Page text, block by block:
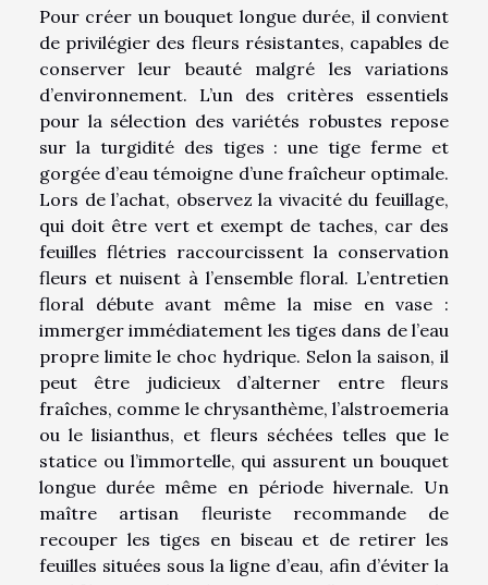
Pour créer un bouquet longue durée, il convient
de privilégier des fleurs résistantes, capables de
conserver leur beauté malgré les variations
d’environnement. L’un des critères essentiels
pour la sélection des variétés robustes repose
sur la turgidité des tiges : une tige ferme et
gorgée d’eau témoigne d’une fraîcheur optimale.
Lors de l’achat, observez la vivacité du feuillage,
qui doit être vert et exempt de taches, car des
feuilles flétries raccourcissent la conservation
fleurs et nuisent à l’ensemble floral. L’entretien
floral débute avant même la mise en vase :
immerger immédiatement les tiges dans de l’eau
propre limite le choc hydrique. Selon la saison, il
peut être judicieux d’alterner entre fleurs
fraîches, comme le chrysanthème, l’alstroemeria
ou le lisianthus, et fleurs séchées telles que le
statice ou l’immortelle, qui assurent un bouquet
longue durée même en période hivernale. Un
maître artisan fleuriste recommande de
recouper les tiges en biseau et de retirer les
feuilles situées sous la ligne d’eau, afin d’éviter la